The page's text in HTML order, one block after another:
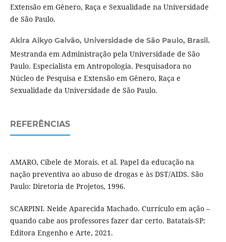
Extensão em Gênero, Raça e Sexualidade na Universidade
de São Paulo.
Akira Aikyo Galvão, Universidade de São Paulo, Brasil.
Mestranda em Administração pela Universidade de São
Paulo. Especialista em Antropologia. Pesquisadora no
Núcleo de Pesquisa e Extensão em Gênero, Raça e
Sexualidade da Universidade de São Paulo.
REFERÊNCIAS
AMARO, Cibele de Morais. et al. Papel da educação na
nação preventiva ao abuso de drogas e às DST/AIDS. São
Paulo: Diretoria de Projetos, 1996.
SCARPINI. Neide Aparecida Machado. Currículo em ação –
quando cabe aos professores fazer dar certo. Batatais-SP:
Editora Engenho e Arte, 2021.